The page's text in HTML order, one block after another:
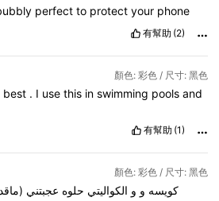
perfect to protect your phone
有幫助 (2)
顏色: 彩色 / 尺寸: 黑色
best . I use this in swimming pools and
有幫助 (1)
顏色: 彩色 / 尺寸: 黑色
كويسه و و الكواليتي حلوه عجبتني